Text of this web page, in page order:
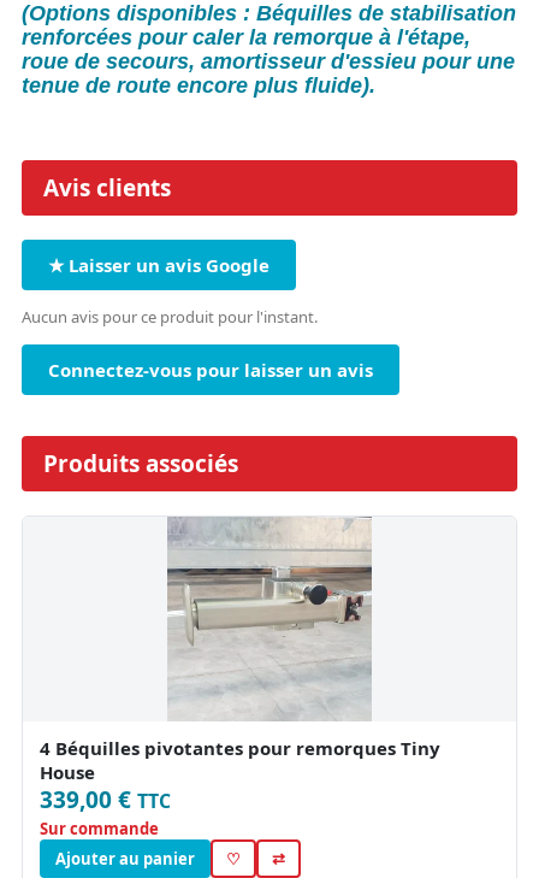
(Options disponibles : Béquilles de stabilisation
renforcées pour caler la remorque à l'étape,
roue de secours, amortisseur d'essieu pour une
tenue de route encore plus fluide).
Avis clients
★ Laisser un avis Google
Aucun avis pour ce produit pour l'instant.
Connectez-vous pour laisser un avis
Produits associés
4 Béquilles pivotantes pour remorques Tiny
House
339,00 € TTC
Sur commande
Ajouter au panier
♡ ⇄